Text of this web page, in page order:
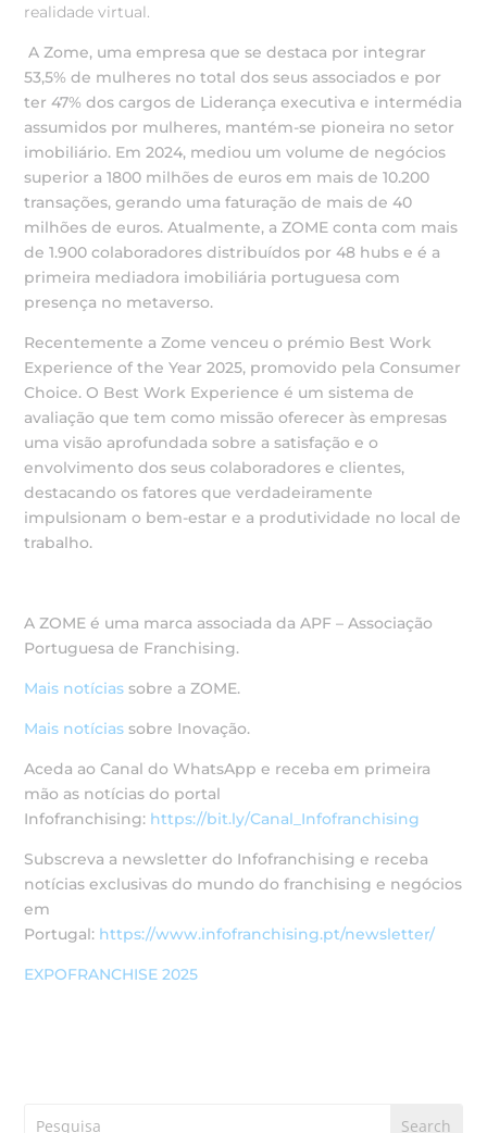
realidade virtual.
A Zome, uma empresa que se destaca por integrar
53,5% de mulheres no total dos seus associados e por
ter 47% dos cargos de Liderança executiva e intermédia
assumidos por mulheres, mantém-se pioneira no setor
imobiliário. Em 2024, mediou um volume de negócios
superior a 1800 milhões de euros em mais de 10.200
transações, gerando uma faturação de mais de 40
milhões de euros. Atualmente, a ZOME conta com mais
de 1.900 colaboradores distribuídos por 48 hubs e é a
primeira mediadora imobiliária portuguesa com
presença no metaverso.
Recentemente a Zome venceu o prémio Best Work
Experience of the Year 2025, promovido pela Consumer
Choice. O Best Work Experience é um sistema de
avaliação que tem como missão oferecer às empresas
uma visão aprofundada sobre a satisfação e o
envolvimento dos seus colaboradores e clientes,
destacando os fatores que verdadeiramente
impulsionam o bem-estar e a produtividade no local de
trabalho.
A ZOME é uma marca associada da APF – Associação
Portuguesa de Franchising.
Mais notícias sobre a ZOME.
Mais notícias sobre Inovação.
Aceda ao Canal do WhatsApp e receba em primeira
mão as notícias do portal
Infofranchising: https://bit.ly/Canal_Infofranchising
Subscreva a newsletter do Infofranchising e receba
notícias exclusivas do mundo do franchising e negócios
em
Portugal: https://www.infofranchising.pt/newsletter/
EXPOFRANCHISE 2025